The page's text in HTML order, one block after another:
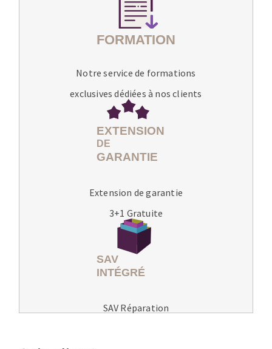
Notre service de formations
exclusives dédiées à nos clients
Extension de garantie
3+1 Gratuite
SAV Réparation